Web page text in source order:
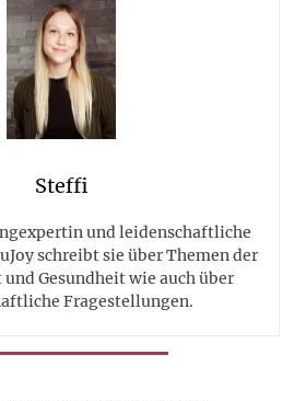
Steffi
und leidenschaftliche
schreibt sie über Themen der
Gesundheit wie auch über
Fragestellungen.